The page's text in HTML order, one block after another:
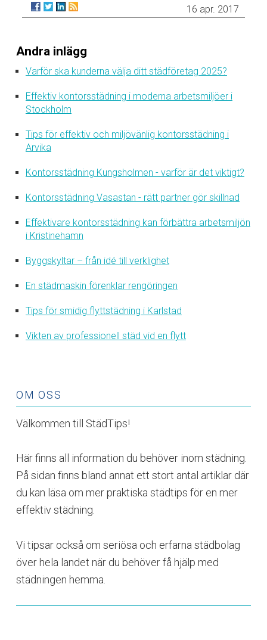
16 apr. 2017
Andra inlägg
Varför ska kunderna välja ditt städföretag 2025?
Effektiv kontorsstädning i moderna arbetsmiljöer i
Stockholm
Tips för effektiv och miljövänlig kontorsstädning i
Arvika
Kontorsstädning Kungsholmen - varför är det viktigt?
Kontorsstädning Vasastan - rätt partner gör skillnad
Effektivare kontorsstädning kan förbättra arbetsmiljön
i Kristinehamn
Byggskyltar – från idé till verklighet
En städmaskin förenklar rengöringen
Tips för smidig flyttstädning i Karlstad
Vikten av professionell städ vid en flytt
OM OSS
Välkommen till StädTips!
Här finns all information du behöver inom städning.
På sidan finns bland annat ett stort antal artiklar där
du kan läsa om mer praktiska städtips för en mer
effektiv städning.
Vi tipsar också om seriösa och erfarna städbolag
över hela landet när du behöver få hjälp med
städningen hemma.